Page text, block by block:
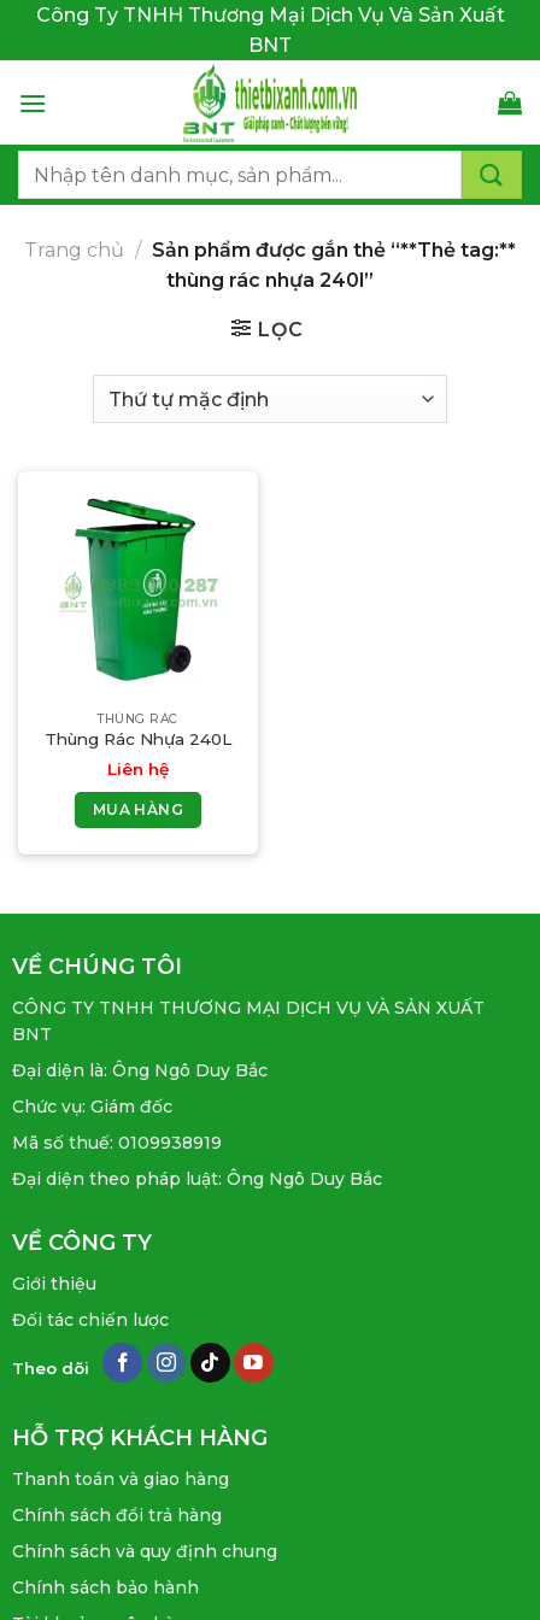
dung
Công Ty TNHH Thương Mại Dịch Vụ Và Sản Xuất
BNT
Tìm
Trang chủ / Sản phẩm được gắn thẻ “**Thẻ tag:**
thùng rác nhựa 240l”
LỌC
THÙNG RÁC
Thùng Rác Nhựa 240L
Liên hệ
MUA HÀNG
VỀ CHÚNG TÔI
CÔNG TY TNHH THƯƠNG MẠI DỊCH VỤ VÀ SẢN XUẤT
BNT
Đại diện là: Ông Ngô Duy Bắc
Chức vụ: Giám đốc
Mã số thuế: 0109938919
Đại diện theo pháp luật: Ông Ngô Duy Bắc
VỀ CÔNG TY
Giới thiệu
Đối tác chiến lược
Theo dõi
HỖ TRỢ KHÁCH HÀNG
Thanh toán và giao hàng
Chính sách đổi trả hàng
Chính sách và quy định chung
Chính sách bảo hành